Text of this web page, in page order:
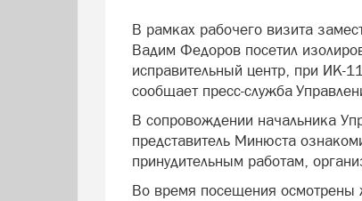
В рамках рабочего визита
Вадим Федоров посетил
исправительный центр, при ИК-
сообщает пресс-служба
В сопровождении начальника
представитель Минюста
принудительным работам,
Во время посещения